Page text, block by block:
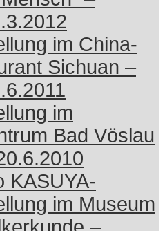
im China-
Sichuan –
im
Bad Vöslau
KASUYA-
im Museum